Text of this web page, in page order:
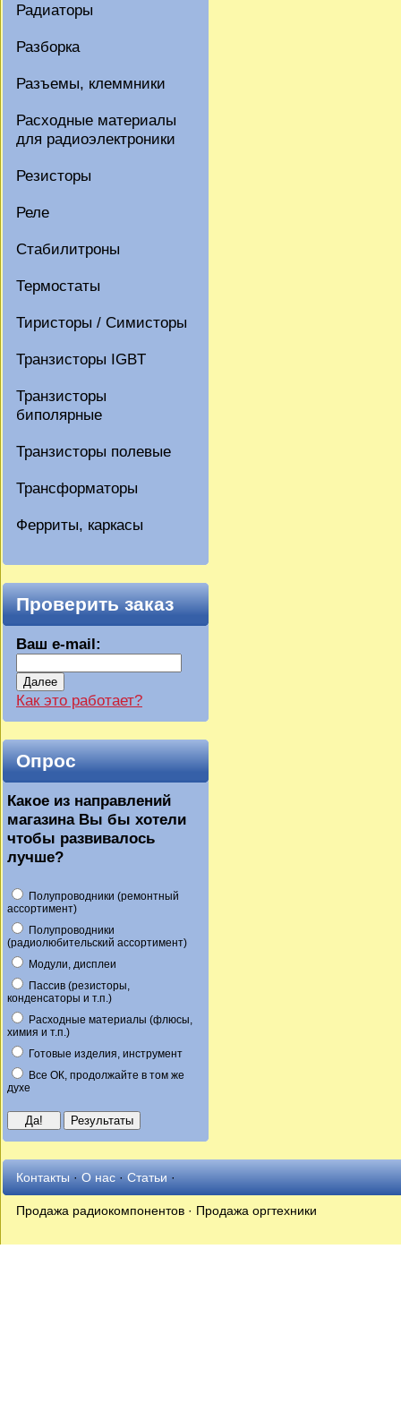
Радиаторы
Разборка
Разъемы, клеммники
Расходные материалы
для радиоэлектроники
Резисторы
Реле
Стабилитроны
Термостаты
Тиристоры / Симисторы
Транзисторы IGBT
Транзисторы
биполярные
Транзисторы полевые
Трансформаторы
Ферриты, каркасы
Проверить заказ
Ваш e-mail:
Далее
Как это работает?
Опрос
Какое из направлений
магазина Вы бы хотели
чтобы развивалось
лучше?
Полупроводники (ремонтный
ассортимент)
Полупроводники
(радиолюбительский ассортимент)
Модули, дисплеи
Пассив (резисторы,
конденсаторы и т.п.)
Расходные материалы (флюсы,
химия и т.п.)
Готовые изделия, инструмент
Все ОК, продолжайте в том же
духе
Контакты·О нас·Статьи·
Продажа радиокомпонентов · Продажа оргтехники